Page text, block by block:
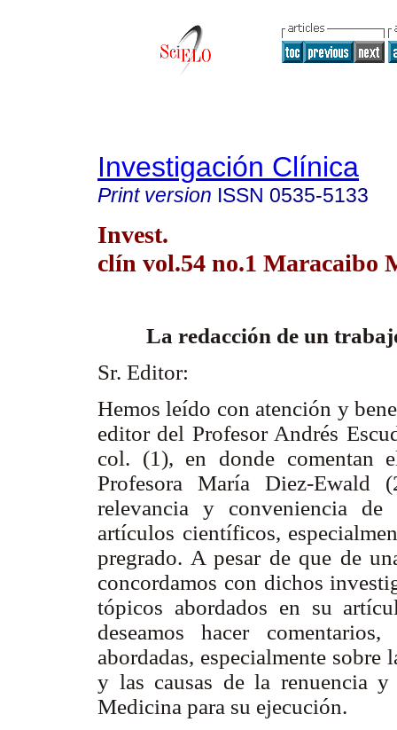
Investigación Clínica
Print version ISSN 0535-5133
Invest.
clín vol.54 no.1 Maracaibo
La redacción de un
Sr. Editor:
Hemos leído con atención y
editor del Profesor Andrés
col. (1), en donde comentan
Profesora María Diez-Ewald
relevancia y conveniencia de
artículos científicos,
pregrado. A pesar de que de
concordamos con dichos
tópicos abordados en su
deseamos hacer
abordadas, especialmente
y las causas de la renuencia y
Medicina para su ejecución.